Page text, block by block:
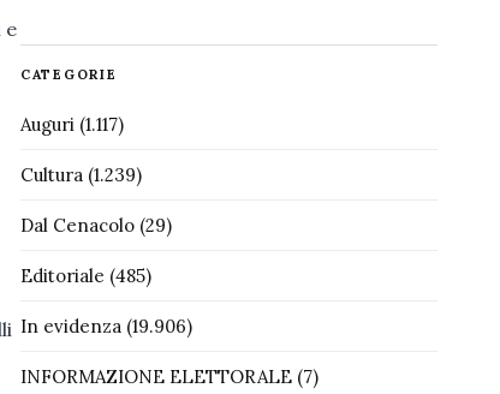
e
CATEGORIE
Auguri(1.117)
Cultura(1.239)
Dal Cenacolo(29)
Editoriale (485)
In evidenza(19.906)
INFORMAZIONE ELETTORALE(7)